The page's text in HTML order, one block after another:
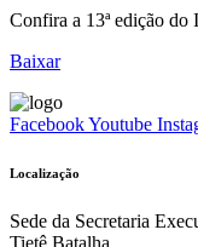
Confira a 13ª edição
Baixar
FacebookYoutube
Localização
Sede da Secretaria
Tietê Batalha